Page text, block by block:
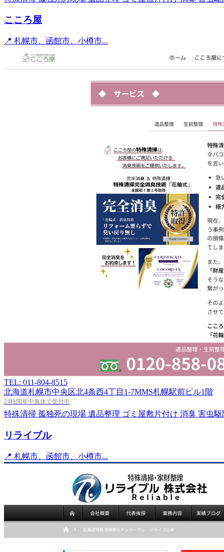
こころ屋
📍 札幌市、函館市、小樽市...
TEL: 011-804-8515
北海道札幌市中央区北4条西4丁目1-7MMS札幌駅前ビル1階
24時間年中無休で受付中
特殊清掃 孤独死の現場 遺品整理 ゴミ屋敷片付け 消臭 害虫駆
リライブル
📍 札幌市、函館市、小樽市...